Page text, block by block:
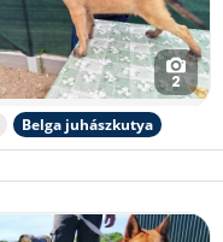
2
Belga juhászkutya